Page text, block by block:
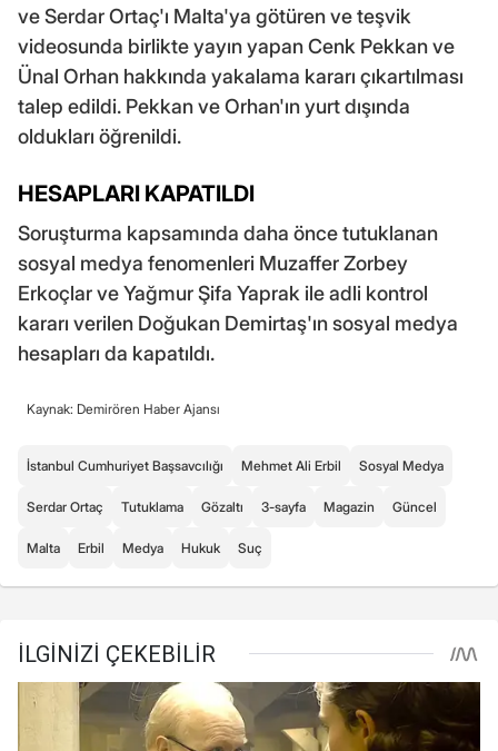
ve Serdar Ortaç'ı Malta'ya götüren ve teşvik
videosunda birlikte yayın yapan Cenk Pekkan ve
Ünal Orhan hakkında yakalama kararı çıkartılması
talep edildi. Pekkan ve Orhan'ın yurt dışında
oldukları öğrenildi.
HESAPLARI KAPATILDI
Soruşturma kapsamında daha önce tutuklanan
sosyal medya fenomenleri Muzaffer Zorbey
Erkoçlar ve Yağmur Şifa Yaprak ile adli kontrol
kararı verilen Doğukan Demirtaş'ın sosyal medya
hesapları da kapatıldı.
Kaynak: Demirören Haber Ajansı
İstanbul Cumhuriyet Başsavcılığı Mehmet Ali Erbil Sosyal Medya
Serdar Ortaç Tutuklama Gözaltı 3-sayfa Magazin Güncel
Malta Erbil Medya Hukuk Suç